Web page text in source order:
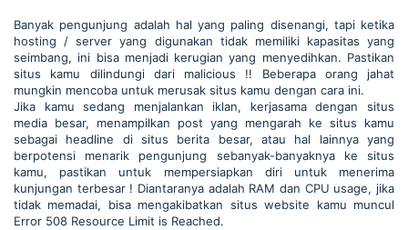
Banyak pengunjung adalah hal yang paling disenangi, tapi ketika
hosting / server yang digunakan tidak memiliki kapasitas yang
seimbang, ini bisa menjadi kerugian yang menyedihkan. Pastikan
situs kamu dilindungi dari malicious !! Beberapa orang jahat
mungkin mencoba untuk merusak situs kamu dengan cara ini.
Jika kamu sedang menjalankan iklan, kerjasama dengan situs
media besar, menampilkan post yang mengarah ke situs kamu
sebagai headline di situs berita besar, atau hal lainnya yang
berpotensi menarik pengunjung sebanyak-banyaknya ke situs
kamu, pastikan untuk mempersiapkan diri untuk menerima
kunjungan terbesar ! Diantaranya adalah RAM dan CPU usage, jika
tidak memadai, bisa mengakibatkan situs website kamu muncul
Error 508 Resource Limit is Reached.